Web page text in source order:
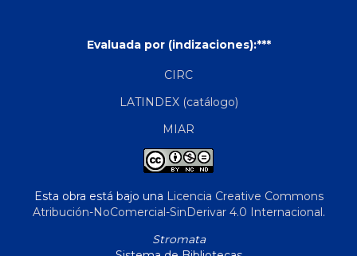
Evaluada por (indizaciones):***
CIRC
LATINDEX (catálogo)
MIAR
Esta obra está bajo una Licencia Creative Commons
Atribución-NoComercial-SinDerivar 4.0 Internacional.
Stromata